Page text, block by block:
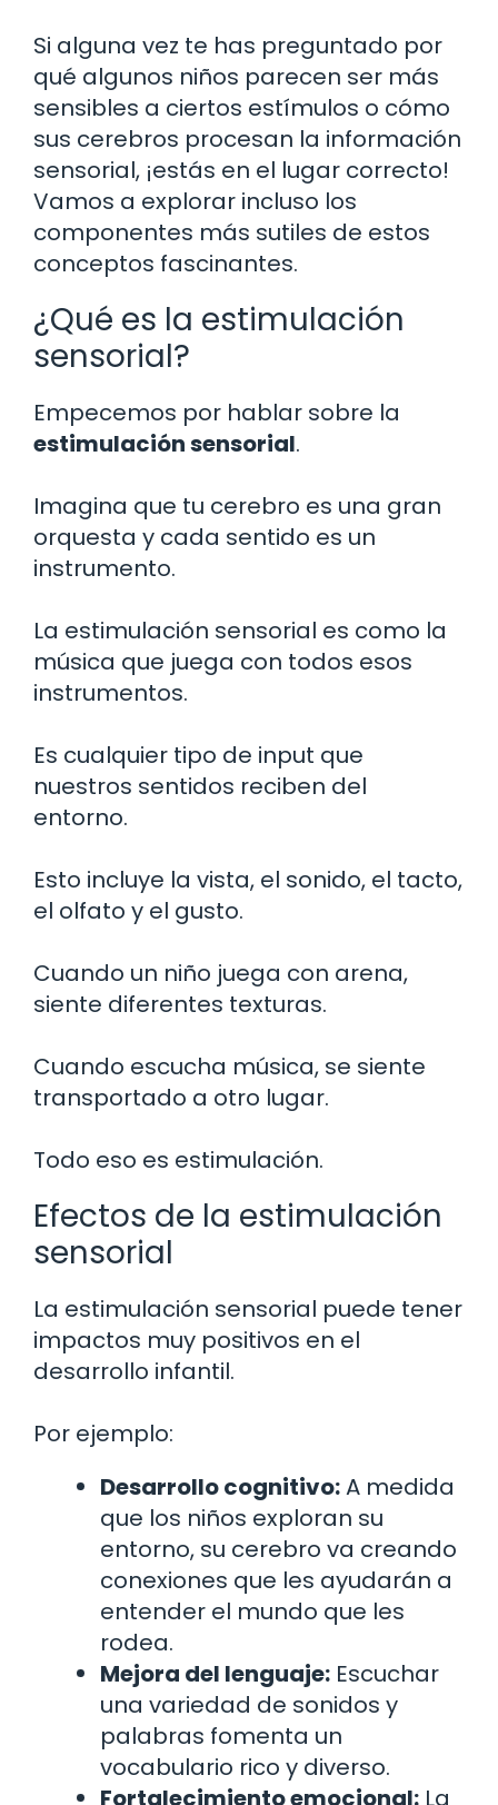
Si alguna vez te has preguntado por
qué algunos niños parecen ser más
sensibles a ciertos estímulos o cómo
sus cerebros procesan la información
sensorial, ¡estás en el lugar correcto!
Vamos a explorar incluso los
componentes más sutiles de estos
conceptos fascinantes.
¿Qué es la estimulación
sensorial?
Empecemos por hablar sobre la
estimulación sensorial.
Imagina que tu cerebro es una gran
orquesta y cada sentido es un
instrumento.
La estimulación sensorial es como la
música que juega con todos esos
instrumentos.
Es cualquier tipo de input que
nuestros sentidos reciben del
entorno.
Esto incluye la vista, el sonido, el tacto,
el olfato y el gusto.
Cuando un niño juega con arena,
siente diferentes texturas.
Cuando escucha música, se siente
transportado a otro lugar.
Todo eso es estimulación.
Efectos de la estimulación
sensorial
La estimulación sensorial puede tener
impactos muy positivos en el
desarrollo infantil.
Por ejemplo:
Desarrollo cognitivo:A medida
que los niños exploran su
entorno, su cerebro va creando
conexiones que les ayudarán a
entender el mundo que les
rodea.
Mejora del lenguaje: Escuchar
una variedad de sonidos y
palabras fomenta un
vocabulario rico y diverso.
Fortalecimiento emocional: La